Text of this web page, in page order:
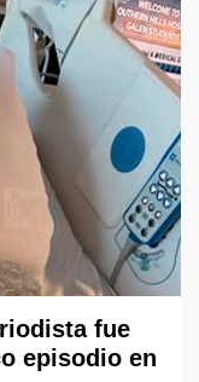
fue
episodio en